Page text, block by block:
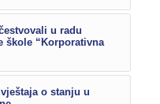
u radu
škole “Korporativna
o stanju u